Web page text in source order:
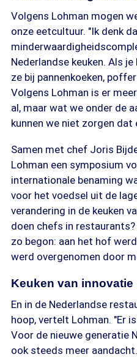
Volgens Lohman mogen
onze eetcultuur. "Ik denk
Nederlandse keuken. Als
ze bij pannenkoeken,
Volgens Lohman is er
al, maar wat we onder de
kunnen we niet zorgen dat
Samen met chef Joris
Lohman een symposium
internationale benaming
voor het voedsel uit de
verandering in de keuken
doen chefs in
zo begon: aan het hof
werd overgenomen door
Keuken van innovatie
En in de Nederlandse
hoop, vertelt Lohman. "Er
Voor de nieuwe generatie
ook steeds meer